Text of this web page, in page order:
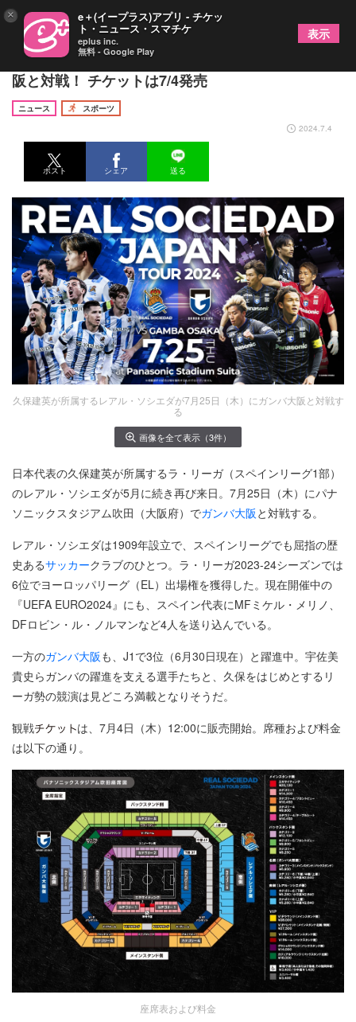
久保建英所属のレアル・ソシエダが7/25にガンバ大
阪と対戦！ チケットは7/4発売
ニュース
スポーツ
2024.7.4
ポスト シェア 送る
久保建英が所属するレアル・ソシエダが7月25日（木）にガンバ大阪と対戦す
る
画像を全て表示（3件）
日本代表の久保建英が所属するラ・リーガ（スペインリーグ1部）
のレアル・ソシエダが5月に続き再び来日。7月25日（木）にパナ
ソニックスタジアム吹田（大阪府）でガンバ大阪 と対戦する。
レアル・ソシエダは1909年設立で、スペインリーグでも屈指の歴
史あるサッカークラブのひとつ。ラ・リーガ2023-24シーズンでは
6位でヨーロッパリーグ（EL）出場権を獲得した。現在開催中の
『UEFA EURO2024』にも、スペイン代表にMFミケル・メリノ、
DFロビン・ル・ノルマンなど4人を送り込んでいる。
一方のガンバ大阪 も、J1で3位（6月30日現在）と躍進中。宇佐美
貴史らガンバの躍進を支える選手たちと、久保をはじめとするリ
ーガ勢の競演は見どころ満載となりそうだ。
観戦
は、7月4日（木）12:00に販売開始。席種および料金
は以下の通り。
座席表および料金
× e＋(イープラス)アプリ - チケッ
ト・ニュース・スマチケ
eplus inc.
無料 - Google Play
表示